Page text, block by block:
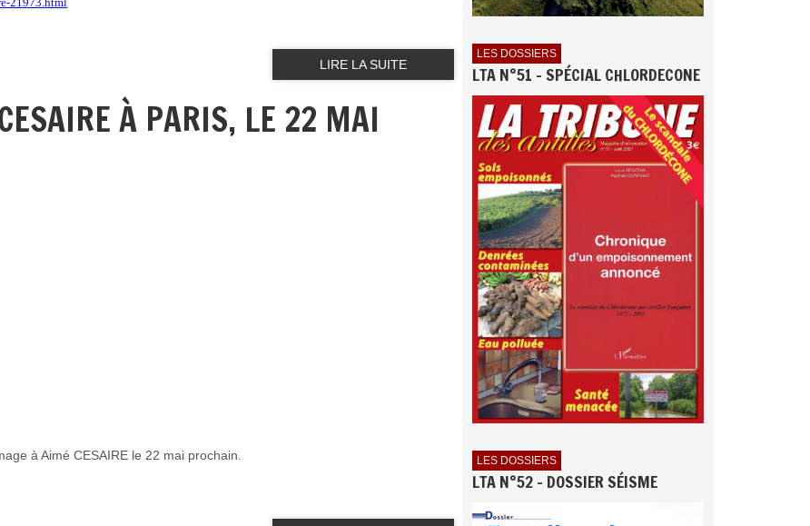
LIRE LA SUITE
À PARIS, LE 22 MAI
à Aimé CESAIRE le 22 mai prochain.
LES DOSSIERS
LTA N°51 - SPÉCIAL CHLORDECONE
LES DOSSIERS
LTA N°52 - DOSSIER SÉISME